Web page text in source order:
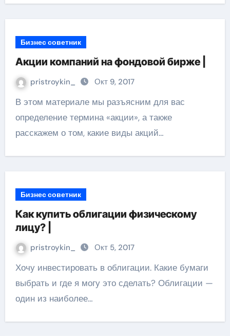
Бизнес советник
Акции компаний на фондовой бирже |
pristroykin_ Окт 9, 2017
В этом материале мы разъясним для вас
определение термина «акции», а также
расскажем о том, какие виды акций…
Бизнес советник
Как купить облигации физическому
лицу? |
pristroykin_ Окт 5, 2017
Хочу инвестировать в облигации. Какие бумаги
выбрать и где я могу это сделать? Облигации —
один из наиболее…